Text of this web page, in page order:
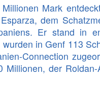
Mark
dem
Er stand in
in Genf 113
Connection
Millionen, der Roldan-